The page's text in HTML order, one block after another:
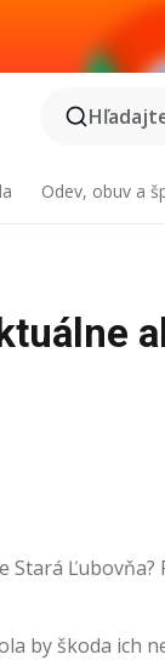
Odev, obuv a
by škoda ich